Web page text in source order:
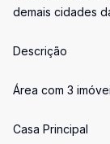
demais cidades
Descrição
Área com 3
Casa Principal